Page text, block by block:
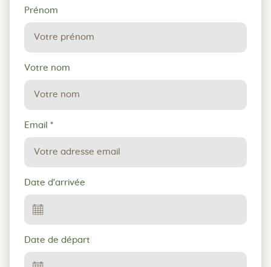
Demande
de
réservation
Prénom
Votre nom
Email *
Date d'arrivée
Date de départ